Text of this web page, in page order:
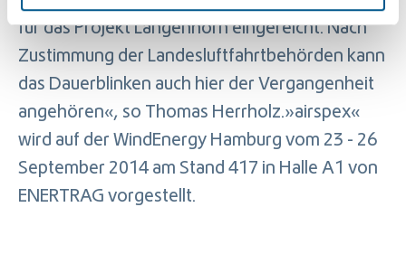
für das Projekt Langenhorn eingereicht. Nach
Zustimmung der Landesluftfahrtbehörden kann
das Dauerblinken auch hier der Vergangenheit
angehören«, so Thomas Herrholz.»airspex«
wird auf der WindEnergy Hamburg vom 23 - 26
September 2014 am Stand 417 in Halle A1 von
ENERTRAG vorgestellt.